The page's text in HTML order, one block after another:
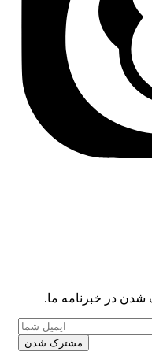
در خبرنامه ما.